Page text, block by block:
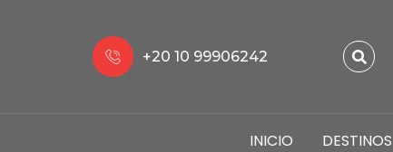
+20 10 99906242
INICIO DESTINOS